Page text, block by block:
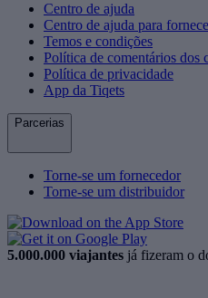
Centro de ajuda
Centro de ajuda para
Temos e condições
Política de comentários dos
Política de privacidade
App da Tiqets
Parcerias
Torne-se um fornecedor
Torne-se um distribuidor
5.000.000 viajantes já fizeram o